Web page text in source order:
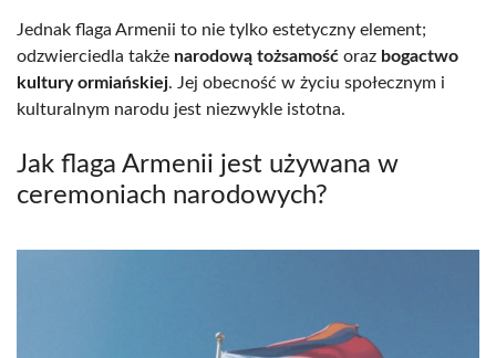
Jednak flaga Armenii to nie tylko estetyczny element;
odzwierciedla także narodową tożsamość oraz bogactwo
kultury ormiańskiej. Jej obecność w życiu społecznym i
kulturalnym narodu jest niezwykle istotna.
Jak flaga Armenii jest używana w
ceremoniach narodowych?